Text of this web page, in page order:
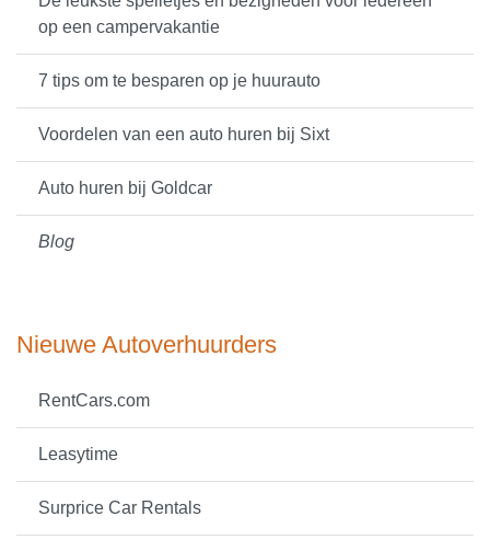
op een campervakantie
7 tips om te besparen op je huurauto
Voordelen van een auto huren bij Sixt
Auto huren bij Goldcar
Blog
Nieuwe Autoverhuurders
RentCars.com
Leasytime
Surprice Car Rentals